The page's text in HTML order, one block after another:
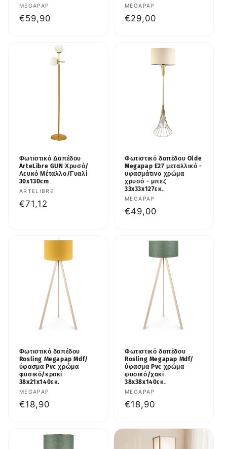
Προμηθευτής:
MEGAPAP
Κανονική
€59,90
Προμηθευτής:
MEGAPAP
Κανονική
€29,00
Φωτιστικό Δαπέδου
ArteLibre GUN Χρυσό/
Λευκό Μέταλλο/Γυαλί
30x130cm
Προμηθευτής:
ARTELIBRE
Κανονική
€71,12
Φωτιστικό δαπέδου Olde
Megapap E27 μεταλλικό -
υφασμάτινο χρώμα
χρυσό - μπεζ
33x33x127εκ.
Προμηθευτής:
MEGAPAP
Κανονική
€49,00
Φωτιστικό δαπέδου
Rosling Megapap Mdf/
ύφασμα Pvc χρώμα
φυσικό/κροκί
38x21x140εκ.
Προμηθευτής:
MEGAPAP
Κανονική
€18,90
Φωτιστικό δαπέδου
Rosling Megapap Mdf/
ύφασμα Pvc χρώμα
φυσικό/χακί
38x38x140εκ.
Προμηθευτής:
MEGAPAP
Κανονική
€18,90